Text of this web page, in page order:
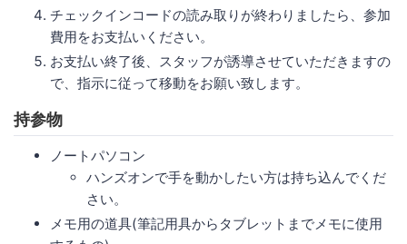
チェックインコードの読み取りが終わりましたら、参加
費用をお支払いください。
お支払い終了後、スタッフが誘導させていただきますの
で、指示に従って移動をお願い致します。
持参物
ノートパソコン
ハンズオンで手を動かしたい方は持ち込んでくだ
さい。
メモ用の道具(筆記用具からタブレットまでメモに使用